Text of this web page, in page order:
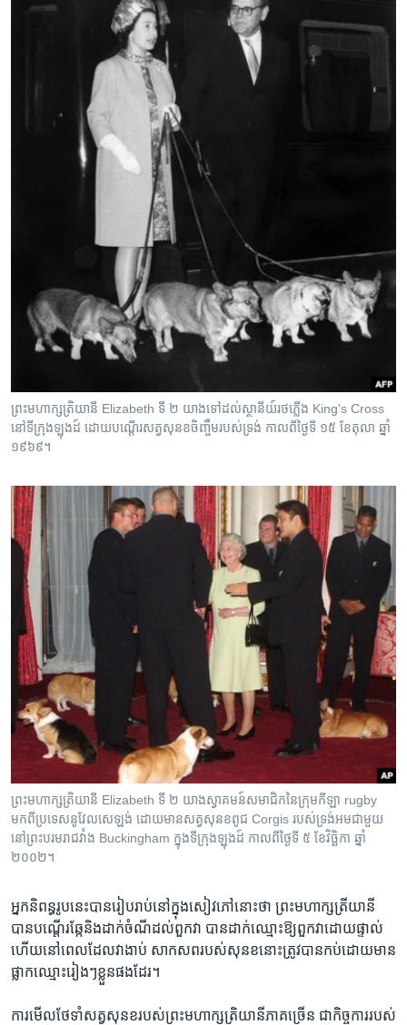
ព្រះមហាក្សត្រិយានី Elizabeth ទី ២ យាងទៅដល់ស្ថានីយ៍រថភ្លើង King's Cross
នៅទីក្រុងឡុងដ៍ ដោយបណ្តើរសត្វសុនខចិញ្ចឹមរបស់ទ្រង់ កាលពីថ្ងៃទី ១៥ ខែតុលា ឆ្នាំ
១៩៦៩។
ព្រះមហាក្សត្រិយានី Elizabeth ទី ២ យាងស្វាគមន៍សមាជិកនៃក្រុមកីឡា rugby
មកពីប្រទេសនូវែលសេឡង់ ដោយមានសត្វសុនខពូជ Corgis របស់ទ្រង់អមជាមួយ
នៅព្រះបរមរាជវាំង Buckingham ក្នុងទីក្រុងឡុងដ៍ កាលពីថ្ងៃទី ៥ ខែវិច្ឆិកា ឆ្នាំ
២០០២។
អ្នកនិពន្ធ​រូប​នេះ​បាន​រៀបរាប់នៅក្នុង​សៀវភៅ​នោះ​ថា​ ព្រះមហាក្សត្រីយានី​
បាន​បណ្តើរ​ឆ្កែ​និង​ដាក់​ចំណី​ដល់​ពួក​វា បាន​ដាក់​ឈ្មោះឱ្យ​ពួកវា​ដោយ​ផ្ទាល់
ហើយ​នៅ​ពេល​ដែល​វា​ងាប់​ សាកសព​របស់​សុនខនោះ​ត្រូវបាន​កប់​ដោយ​មាន​
ផ្លាក​ឈ្មោះ​រៀងៗ​ខ្លួន​ផង​ដែរ។​
ការ​មើល​ថែ​ទាំ​សត្វសុនខ​របស់​ព្រះមហាក្សត្រិយានី​ភាគ​ច្រើន​ ជា​កិច្ចការ​របស់​